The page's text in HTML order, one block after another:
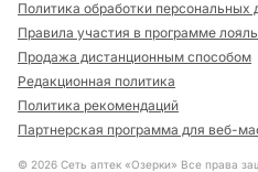
Политика обработки персональных
Правила участия в программе
Продажа дистанционным способом
Редакционная политика
Политика рекомендаций
Партнерская программа для веб-
© 2026 Сеть аптек «Озерки» Все права